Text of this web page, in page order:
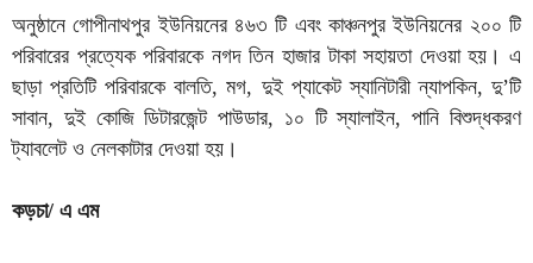
অনুষ্ঠানে গোপীনাথপুর ইউনিয়নের ৪৬৩ টি এবং কাঞ্চনপুর ইউনিয়নের ২০০ টি
পরিবারের প্রত্যেক পরিবারকে নগদ তিন হাজার টাকা সহায়তা দেওয়া হয়। এ
ছাড়া প্রতিটি পরিবারকে বালতি, মগ, দুই প্যাকেট স্যানিটারী ন্যাপকিন, দু’টি
সাবান, দুই কোজি ডিটারজেন্ট পাউডার, ১০ টি স্যালাইন, পানি বিশুদ্ধকরণ
ট্যাবলেট ও নেলকাটার দেওয়া হয়।
কড়চা/ এ এম